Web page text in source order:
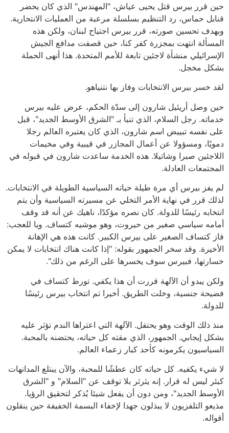
حين قرر بيرس قتل يحيى عياش، "المهندس" الذي كان يحضر
قنابل حماس، رد التنظيم بسلسلة مرعبة من العمليات الانتحارية.
وبهدف تحسين صورته، قرر بيرس اجتياح لبنان، ولكن هذه
المسألة انتهت بمجزرة كفر كنا، حين قصفت مدافع الجيش
الإسرائيلي منشأة لاجئين تابعة للأمم المتحدة. هذا أنهى الحملة
بشكل مخجل.
لقد خسر بيرس الانتخابات وفاز بها نتنياهو.
حين وصل أريئيل شارون إلى سدّة الحكم، عرض عليه بيرس
خدماته. رجل السلام، الذي تنبأ بـ "الشرق الأوسط الجديد"، قبل
على نفسه تبييض اسم شارون، الذي كان يعتبره العالم رجلا
دمويًا، ومسؤولا عن أعمال المجازر في قيبية وفي مخيمات
اللاجئين صبرا وشاتيلا. هذه الخدمة ساعدت شارون في قبوله في
المجتمعات العادلة.
لم يفز بيرس أي مرة طيلة حياته السياسية الطويلة في الانتخابات.
لذلك قرر في نهاية الأمر التخلي عن مسيرته السياسية وأن يتم
انتخابه رئيسًا للدولة. كان نصره مؤكدًا، ناهيك عن أنه قد وقف
أمامه سياسي صغير من حيروت، وهو موشيه كتساف. ويا للعجب:
فاز كتساف الصغير على بيرس الكبير. كانت هذه هي الإهانة
الأخيرة. وقد سخر الجمهور بقوله: "إذا كانت هناك انتخابات لا يمكن
خسارتها، فبيرس سوف يخسرها على الرغم من ذلك".
ولكن يبدو أن الآلهة قررت أن هذا يكفي. تورط كتساف في
فضيحة جنسية، وخلت الطريق. أخيرا تم انتخاب بيرس رئيسًا
للدولة.
منذ ذلك الوقت وهو يحتفل. الآلهة التي اعتراها الندم تؤثر عليه
بشكل إيجابي. الجمهور، الذي مقته كل حياته، يحتضنه بالمحبة.
السياسيون يكرمونه كأحد كبار زعماء العالم.
لا شيء يكفيه. كل حياته كان عطشًا للمحبة، والآن يبتلع المدانهات
كبئر ليس له قرار. إنه يثرثر بلا توقف عن "السلام" و "الشرق
الأوسط الجديد"، ومن دون أن يفعل شيئا يُذكر لتحقيق الرؤيا.
مذيعو التلفزيون لا يبذلون جهدا لإخفاء البسمة الخفيفة حين ينقلون
أقواله.